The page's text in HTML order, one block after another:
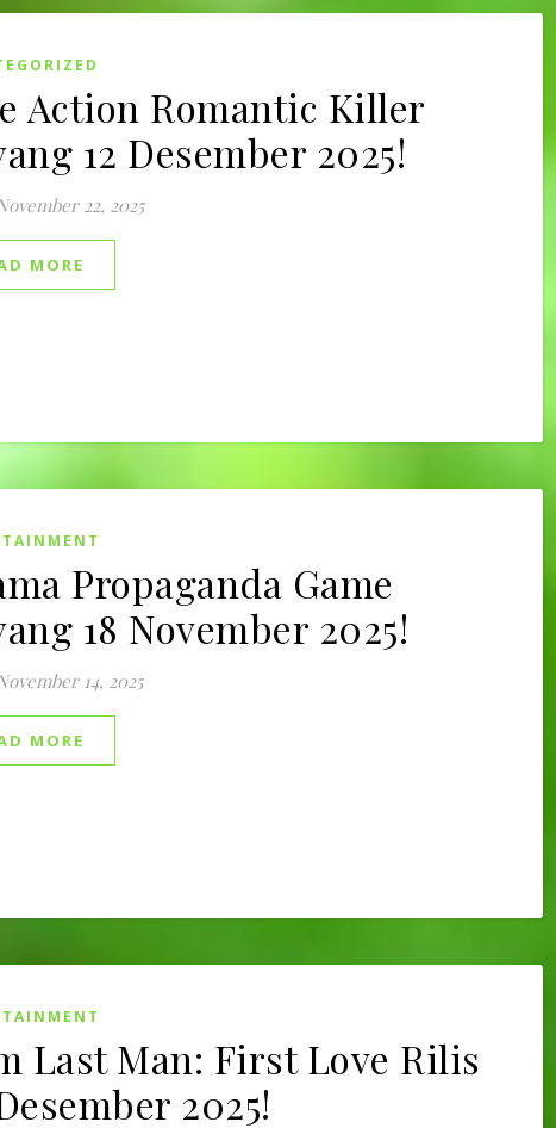
Action Romantic Killer
12 Desember 2025!
22, 2025
MORE
Propaganda Game
18 November 2025!
14, 2025
MORE
Last Man: First Love Rilis
2025!